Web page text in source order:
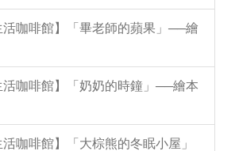
咖啡館】「畢老師的蘋果」──繪
咖啡館】「奶奶的時鐘」──繪本
咖啡館】「大棕熊的冬眠小屋」